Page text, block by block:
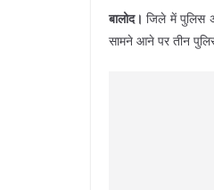
बालोद। जिले में पुलिस
सामने आने पर तीन